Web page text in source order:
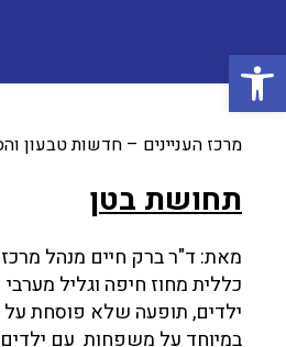
פתח סרגל נגישות
מרכז העניינים – חדשות טבעון
תחושת בטן
מאת: ד"ר ברק חיים מנהל מרכז
כללית מחוז חיפה וגליל
ילדים, תופעה שלא פוסחת
במיוחד על משפחות עם ילדים